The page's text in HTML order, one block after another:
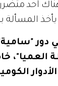
أحد متضرر
المسألة
دور